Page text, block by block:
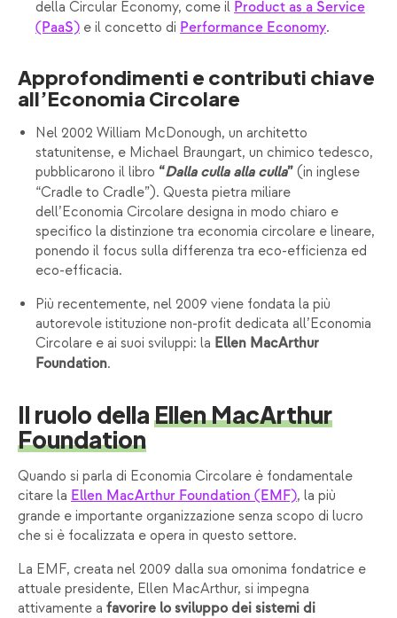
della Circular Economy, come il Product as a Service
(PaaS) e il concetto di Performance Economy.
Approfondimenti e contributi chiave
all’Economia Circolare
Nel 2002 William McDonough, un architetto
statunitense, e Michael Braungart, un chimico tedesco,
pubblicarono il libro “Dalla culla alla culla” (in inglese
“Cradle to Cradle”). Questa pietra miliare
dell’Economia Circolare designa in modo chiaro e
specifico la distinzione tra economia circolare e lineare,
ponendo il focus sulla differenza tra eco-efficienza ed
eco-efficacia.
Più recentemente, nel 2009 viene fondata la più
autorevole istituzione non-profit dedicata all’Economia
Circolare e ai suoi sviluppi: la Ellen MacArthur
Foundation.
Il ruolo dellaEllen MacArthur
Foundation
Quando si parla di Economia Circolare è fondamentale
citare la Ellen MacArthur Foundation (EMF), la più
grande e importante organizzazione senza scopo di lucro
che si è focalizzata e opera in questo settore.
La EMF, creata nel 2009 dalla sua omonima fondatrice e
attuale presidente, Ellen MacArthur, si impegna
attivamente a favorire lo sviluppo dei sistemi di